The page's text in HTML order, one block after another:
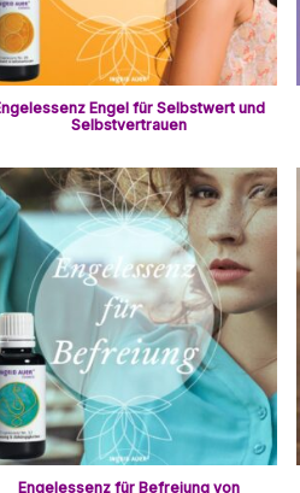
Engel für Selbstwert und
Selbstvertrauen
Engelessenz für Befreiung von